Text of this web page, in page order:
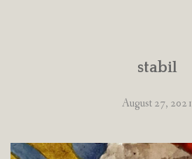
stabil
August 27, 2021